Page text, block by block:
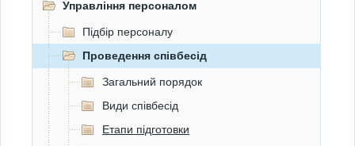
Управління персоналом
Підбір персоналу
Проведення співбесід
Загальний порядок
Види співбесід
Етапи підготовки